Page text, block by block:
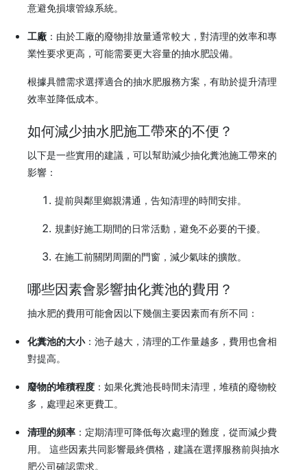
意避免損壞管線 系統。
工廠 ：由於工廠的廢物排放量通常較大，對清理的效率和專
業性要求更高，可能需要更大容量的抽水肥設備。
根據具體需求選擇適合的抽水肥服務方案，有助於提升清理
效率並降低成本。
如何減少抽水肥施工帶來的不便？
以下是一些實用的建議，可以幫助減少抽化糞池施工帶來的
影響：
提前與鄰里鄉親溝通，告知清理的時間安排。
規劃好施工期間的日常活動，避免不必要的干擾。
在施工前關閉周圍的門窗，減少氣味的擴散。
哪些因素會影響抽化糞池的費用？
抽水肥的費用可能會因以下幾個主要因素而有所不同：
化糞池的大小：池子越大，清理的工作量越多，費用也會相
對提高。
廢物的堆積程度 ：如果化糞池長時間未清理，堆積的廢物較
多，處理起來更費工。
清理的頻率 ：定期清理可降低每次處理的難度，從而減少費
用。 這些因素共同影響最終價格，建議在選擇服務前與抽水
肥公司確認需求。